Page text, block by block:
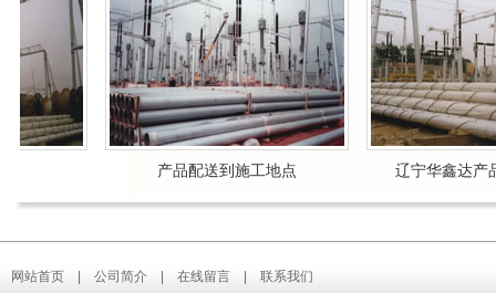
产品配送到施工地点 辽宁华鑫达产
网站首页 公司简介 在线留言 联系我们